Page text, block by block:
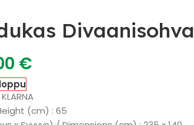
Divaanisohva
€
(cm) : 65